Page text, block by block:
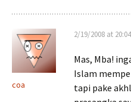
coa
2/19/2008 at 20:04
Mas, Mba!
Islam
tapi pake